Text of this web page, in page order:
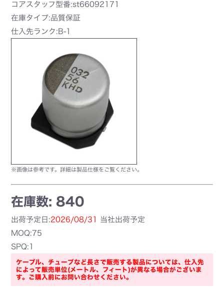
コアスタッフ型番:st66092171
在庫タイプ:品質保証
仕入先ランク:B-1
※画像は参考です。詳細は製品仕様をご覧ください。
在庫数: 840
出荷予定日:2026/08/31
当社出荷予定
MOQ:75
SPQ:1
ケーブル、チューブなど長さで販売する製品については、仕入先
によって販売単位(メートル、フィート)が異なる場合がございま
す。ご購入前にお問い合わせください。